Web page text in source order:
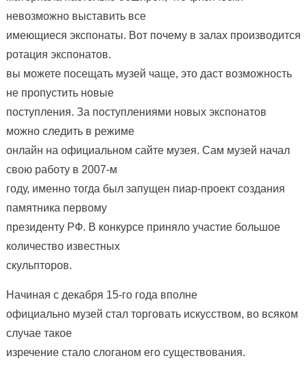
невозможно выставить все
имеющиеся экспонаты. Вот почему в залах производится
ротация экспонатов.
вы можете посещать музей чаще, это даст возможность
не пропустить новые
поступления. За поступлениями новых экспонатов
можно следить в режиме
онлайн на официальном сайте музея. Сам музей начал
свою работу в 2007-м
году, именно тогда был запущен пиар-проект создания
памятника первому
президенту РФ. В конкурсе приняло участие большое
количество известных
скульпторов.
Начиная с декабря 15-го года вполне
официально музей стал торговать искусством, во всяком
случае такое
изречение стало слоганом его существования.